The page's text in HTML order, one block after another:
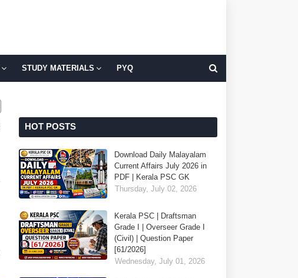
STUDY MATERIALS PYQ
HOT POSTS
Download Daily Malayalam
Current Affairs July 2026 in
PDF | Kerala PSC GK
Thursday, July 02, 2026
Kerala PSC | Draftsman
Grade I | Overseer Grade I
(Civil) | Question Paper
[61/2026]
Wednesday, July 01, 2026